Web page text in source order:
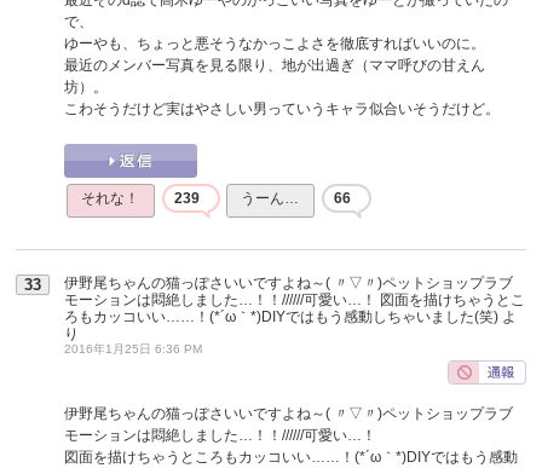
で、
ゆーやも、ちょっと悪そうなかっこよさを徹底すればいいのに。
最近のメンバー写真を見る限り、地が出過ぎ（ママ呼びの甘えん
坊）。
こわそうだけど実はやさしい男っていうキャラ似合いそうだけど。
それな！ 239 うーん… 66
33
伊野尾ちゃんの猫っぽさいいですよね～( 〃▽〃)ペットショップラブ
モーションは悶絶しました…！！//////可愛い…！ 図面を描けちゃうとこ
ろもカッコいい……！(*´ω｀*)DIYではもう感動しちゃいました(笑) よ
り
2016年1月25日 6:36 PM
伊野尾ちゃんの猫っぽさいいですよね～( 〃▽〃)ペットショップラブ
モーションは悶絶しました…！！//////可愛い…！
図面を描けちゃうところもカッコいい……！(*´ω｀*)DIYではもう感動